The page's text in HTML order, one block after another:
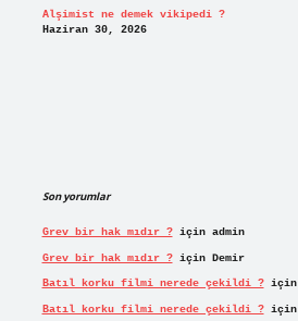
Alşimist ne demek vikipedi ?
Haziran 30, 2026
Son yorumlar
Grev bir hak mıdır ?için admin
Grev bir hak mıdır ?için Demir
Batıl korku filmi nerede çekildi ?için
Batıl korku filmi nerede çekildi ?için